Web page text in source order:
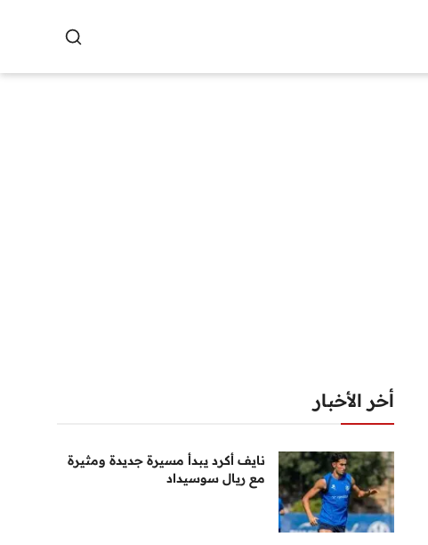
أخر الأخبار
نايف أكرد يبدأ مسيرة جديدة ومثيرة
مع ريال سوسيداد